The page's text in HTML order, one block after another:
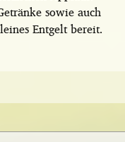
sowie auch
Entgelt bereit.